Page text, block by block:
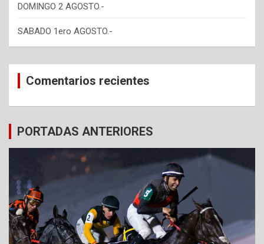
DOMINGO 2 AGOSTO.-
SABADO 1ero AGOSTO.-
Comentarios recientes
PORTADAS ANTERIORES